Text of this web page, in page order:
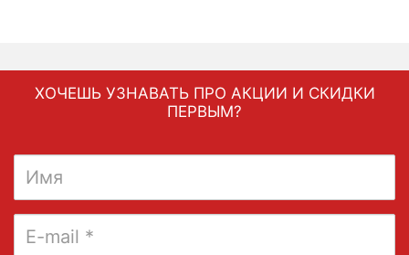
ХОЧЕШЬ УЗНАВАТЬ ПРО АКЦИИ И СКИДКИ
ПЕРВЫМ?